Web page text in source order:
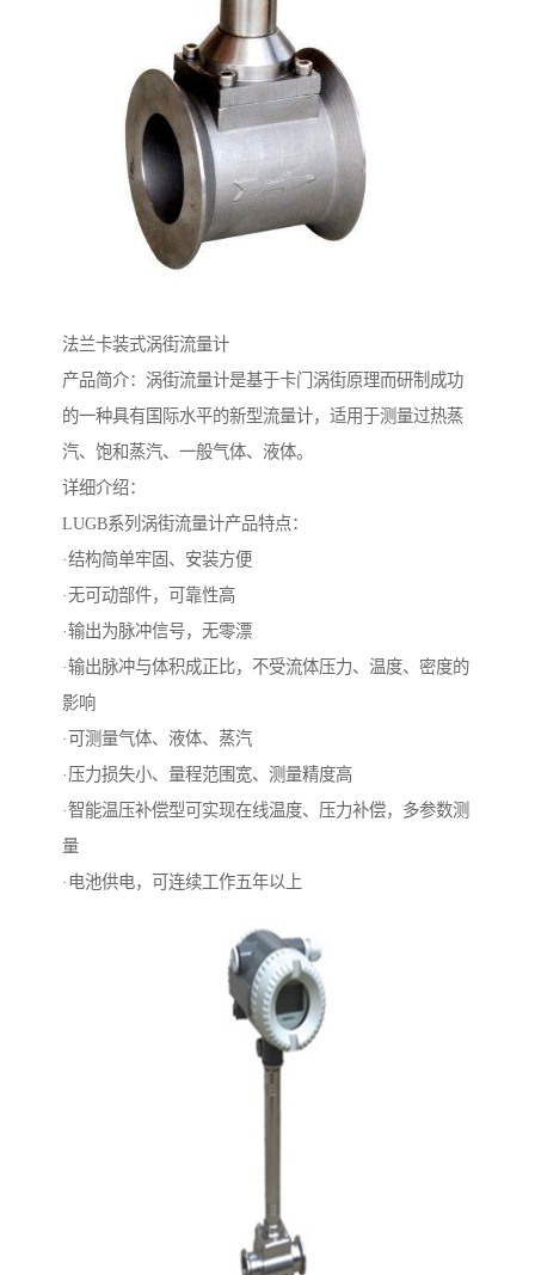
法兰卡装式涡街流量计
产品简介：涡街流量计是基于卡门涡街原理而研制成功
的一种具有国际水平的新型流量计，适用于测量过热蒸
汽、饱和蒸汽、一般气体、液体。
详细介绍：
LUGB系列涡街流量计产品特点：
·结构简单牢固、安装方便
·无可动部件，可靠性高
·输出为脉冲信号，无零漂
·输出脉冲与体积成正比，不受流体压力、温度、密度的
影响
·可测量气体、液体、蒸汽
·压力损失小、量程范围宽、测量精度高
·智能温压补偿型可实现在线温度、压力补偿，多参数测
量
·电池供电，可连续工作五年以上